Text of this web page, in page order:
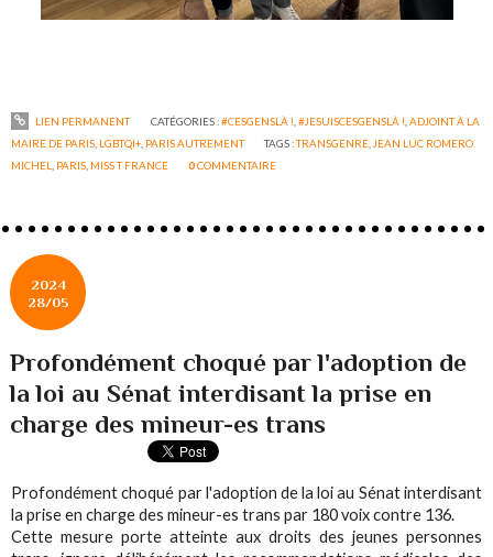
LIEN PERMANENT CATÉGORIES :#CESGENSLÀ !,#JESUISCESGENSLÀ !,ADJOINT À LA
MAIRE DE PARIS, LGBTQI+, PARIS AUTREMENT TAGS :TRANSGENRE,JEAN LUC ROMERO
MICHEL, PARIS, MISS T FRANCE 0COMMENTAIRE
2024
28/05
Profondément choqué par l'adoption de
la loi au Sénat interdisant la prise en
charge des mineur-es trans
Profondément choqué par l'adoption de la loi au Sénat interdisant
la prise en charge des mineur-es trans par 180 voix contre 136.
Cette mesure porte atteinte aux droits des jeunes personnes